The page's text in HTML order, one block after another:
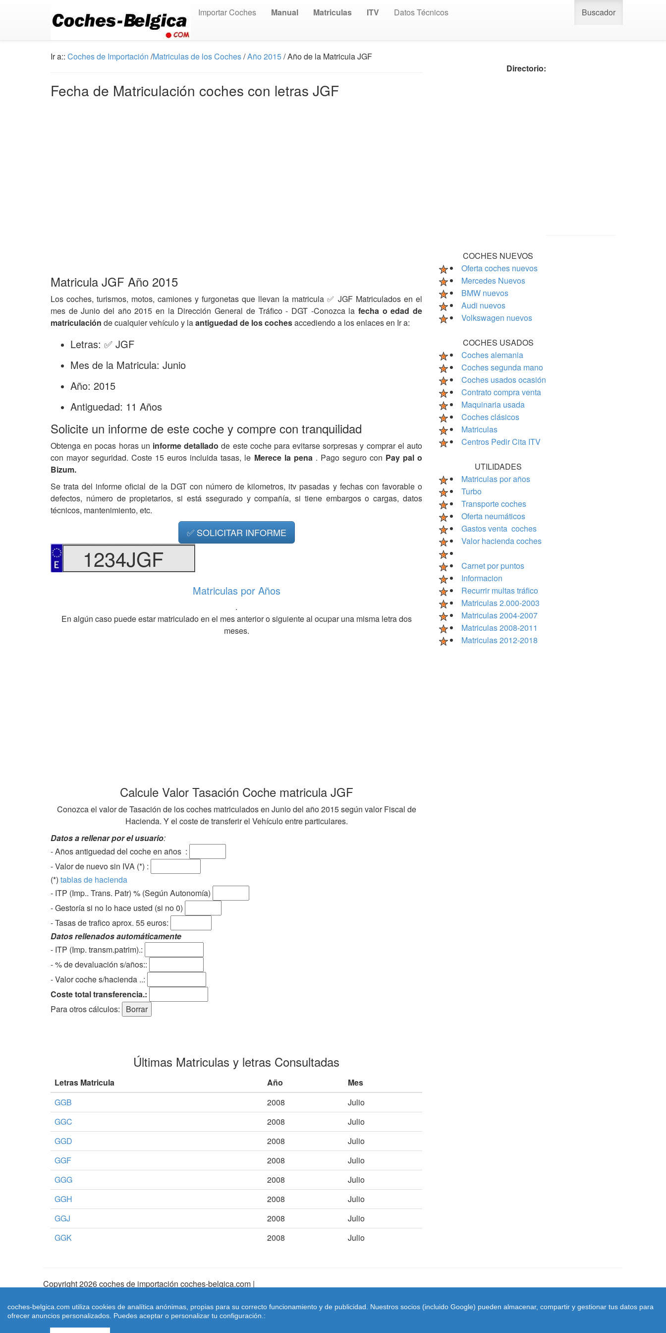
Importar Coches Manual Matriculas ITV Datos Técnicos Buscador
Ir a:: Coches de Importación /Matriculas de los Coches/Año 2015/ Año de la Matricula JGF
Fecha de Matriculación coches con letras JGF
Matricula JGF Año 2015
Los coches, turismos, motos, camiones y furgonetas que llevan la matricula ✅ JGF Matriculados en el
mes de Junio del año 2015 en la Dirección General de Tráfico - DGT -Conozca la fecha o edad de
matriculación de cualquier vehículo y laantiguedad de los cochesaccediendo a los enlaces en Ir a:
Letras: ✅ JGF
Mes de la Matricula: Junio
Año: 2015
Antiguedad: 11 Años
Solicite un informe de este coche y compre con tranquilidad
Obtenga en pocas horas un informe detalladode este coche para evitarse sorpresas y comprar el auto
con mayor seguridad. Coste 15 euros incluida tasas, le Merece la pena . Pago seguro con Pay pal o
Bizum.
Se trata del informe oficial de la DGT con número de kilometros, itv pasadas y fechas con favorable o
defectos, número de propietarios, si está ssegurado y compañía, si tiene embargos o cargas, datos
técnicos, mantenimiento, etc.
✅ SOLICITAR INFORME
1234JGF
Matriculas por Años
.
En algún caso puede estar matriculado en el mes anterior o siguiente al ocupar una misma letra dos
meses.
Calcule Valor Tasación Coche matricula JGF
Conozca el valor de Tasación de los coches matriculados en Junio del año 2015 según valor Fiscal de
Hacienda. Y el coste de transferir el Vehículo entre particulares.
Datos a rellenar por el usuario:
- Años antiguedad del coche en años :
- Valor de nuevo sin IVA (*) :
(*) tablas de hacienda
- ITP (Imp.. Trans. Patr) % (Según Autonomía)
- Gestoría si no lo hace usted (si no 0)
-Tasas de trafico aprox. 55 euros:
Datos rellenados automáticamente
- ITP (Imp. transm.patrim).:
- % de devaluación s/años::
- Valor coche s/hacienda ..:
Coste total transferencia.:
Para otros cálculos:
Últimas Matriculas y letras Consultadas
Letras Matricula Año
Mes
GGB
2008
Julio
GGC
2008
Julio
GGD
2008
Julio
GGF
2008
Julio
GGG
2008
Julio
GGH
2008
Julio
GGJ
2008
Julio
GGK
2008 Julio
Directorio:
COCHES NUEVOS
Oferta coches nuevos
Mercedes Nuevos
BMW nuevos
Audi nuevos
Volkswagen nuevos
COCHES USADOS
Coches alemania
Coches segunda mano
Coches usados ocasión
Contrato compra venta
Maquinaria usada
Coches clásicos
Matriculas
Centros Pedir Cita ITV
UTILIDADES
Matriculas por años
Turbo
Transporte coches
Oferta neumáticos
Gastos venta coches
Valor hacienda coches
Carnet por puntos
Informacion
Recurrir multas tráfico
Matriculas 2.000-2003
Matriculas 2004-2007
Matriculas 2008-2011
Matriculas 2012-2018
Copyright 2026 coches de importación coches-belgica.com |
Coches-belgica.com
coches-belgica.com utiliza cookies de analítica anónimas, propias para su correcto funcionamiento y de publicidad. Nuestros socios (incluido Google) pueden almacenar, compartir y gestionar tus datos para
ofrecer anuncios personalizados. Puedes aceptar o personalizar tu configuración.: